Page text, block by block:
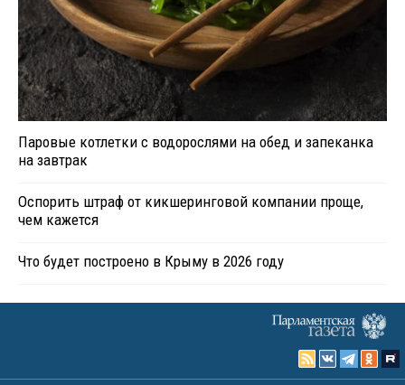
Паровые котлетки с водорослями на обед и запеканка
на завтрак
Оспорить штраф от кикшеринговой компании проще,
чем кажется
Что будет построено в Крыму в 2026 году